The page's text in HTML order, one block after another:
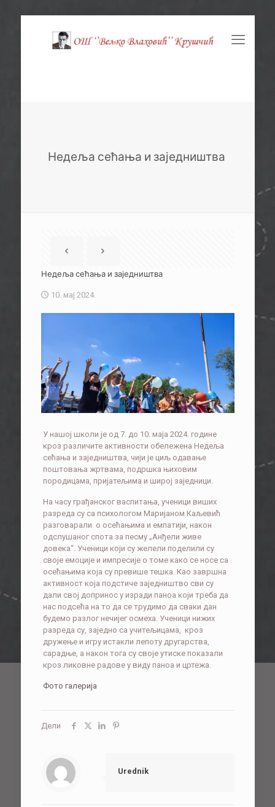
Недеља сећања и заједништва
Недеља сећања и заједништва
10. мај 2024.
У нашој школи је од 7. до 10. маја 2024. године
кроз различите активности обележена Недеља
сећања и заједништва, чији је циљ одавање
поштовања жртвама, подршка њиховим
породицама, пријатељима и широј заједници.
На часу грађанског васпитања, ученици виших
разреда су са психологом Маријаном Каљевић
разговарали о осећањима и емпатији, након
одслушаног спота за песму „Анђели живе
довека“. Ученици који су желели поделили су
своје емоције и импресије о томе како се носе са
осећањима која су превише тешка. Као завршна
активност која подстиче заједништво сви су
дали свој допринос у изради паноа који треба да
нас подсећа на то да се трудимо да сваки дан
будемо разлог нечијег осмеха. Ученици нижих
разреда су, заједно са учитељицама, кроз
дружење и игру истакли лепоту другарства,
сарадње, а након тога су своје утиске показали
кроз ликовне радове у виду паноа и цртежа.
Фото галерија
Дели
Urednik